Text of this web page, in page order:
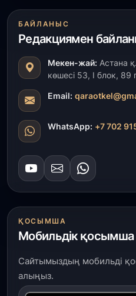
«Ауыл аманаты»:
4 223 жоба
31 шілде, 2026
толық ауыз сумен
30 шілде, 2026
Түркістанда «Арыс-2»
30 шілде, 2026
Қордайлық қыз-
креативті бұйымдар
29 шілде, 2026
акциясы өтті
29 шілде, 2026
БАЙЛАНЫС
Редакциямен
Мекен-жай: Астана
көшесі 53, І блок, 89
Email:
WhatsApp: +7 702
ҚОСЫМША
Мобильдік қосымша
Сайтымыздың мобильді
алыңыз.